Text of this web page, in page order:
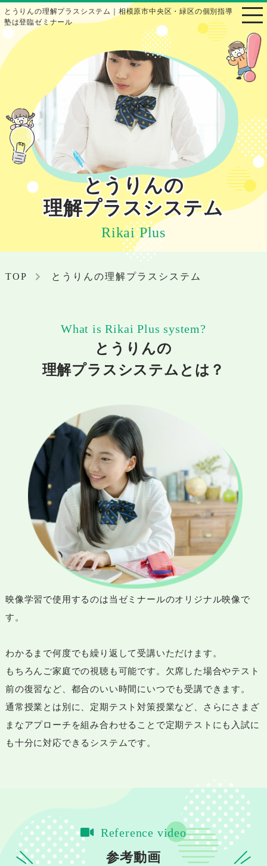
とうりんの理解プラスシステム｜相模原市中央区・緑区の個別指導
塾は登臨ゼミナール
とうりんの
理解プラスシステム
Rikai Plus
TOP とうりんの理解プラスシステム
What is Rikai Plus system?
とうりんの
理解プラスシステムとは？
映像学習で使用するのは当ゼミナールのオリジナル映像で
す。
わかるまで何度でも繰り返して受講いただけます。
もちろんご家庭での視聴も可能です。欠席した場合やテスト
前の復習など、都合のいい時間にいつでも受講できます。
通常授業とは別に、定期テスト対策授業など、さらにさまざ
まなアプローチを組み合わせることで定期テストにも入試に
も十分に対応できるシステムです。
Reference video
参考動画